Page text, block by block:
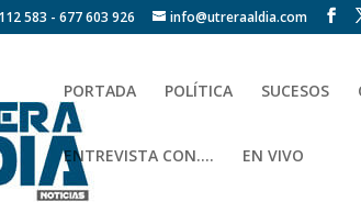
583 - 677 603 926 info@utreraaldia.com
PORTADA POLÍTICA SUCESOS
ENTREVISTA CON…. EN VIVO